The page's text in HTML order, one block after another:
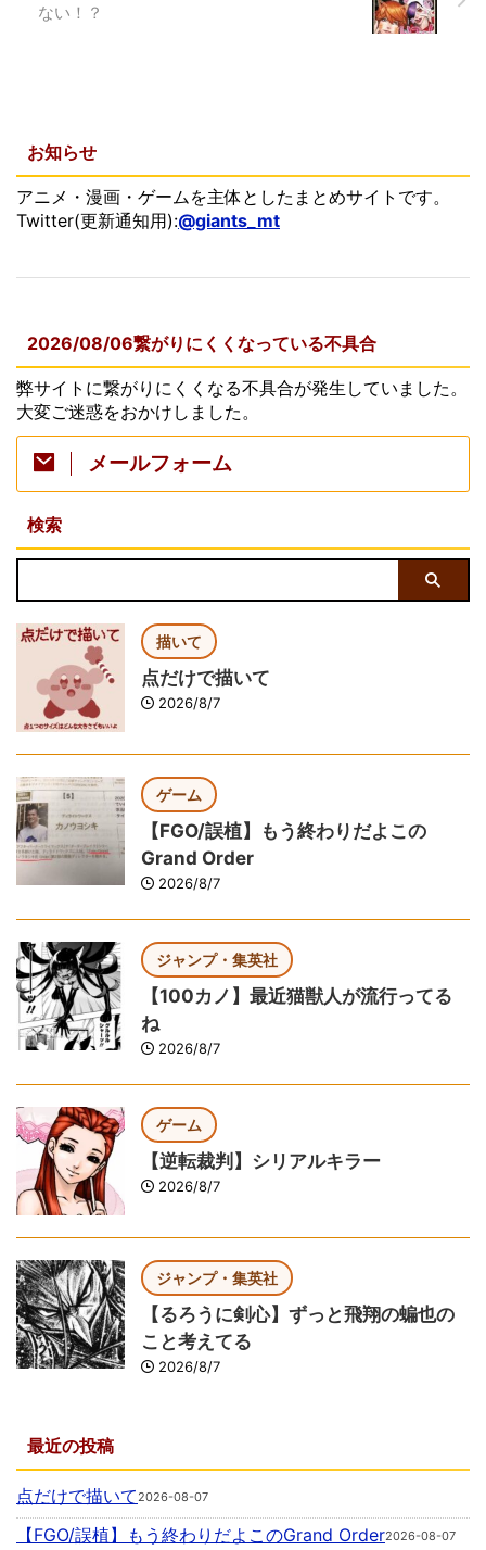
ない！？
お知らせ
アニメ・漫画・ゲームを主体としたまとめサイトです。
Twitter(更新通知用):@giants_mt
2026/08/06繋がりにくくなっている不具合
弊サイトに繋がりにくくなる不具合が発生していました。
大変ご迷惑をおかけしました。
メールフォーム
検索
描いて
点だけで描いて
2026/8/7
ゲーム
【FGO/誤植】もう終わりだよこの
Grand Order
2026/8/7
ジャンプ・集英社
【100カノ】最近猫獣人が流行ってる
ね
2026/8/7
ゲーム
【逆転裁判】シリアルキラー
2026/8/7
ジャンプ・集英社
【るろうに剣心】ずっと飛翔の蝙也の
こと考えてる
2026/8/7
最近の投稿
点だけで描いて2026-08-07
【FGO/誤植】もう終わりだよこのGrand Order2026-08-07